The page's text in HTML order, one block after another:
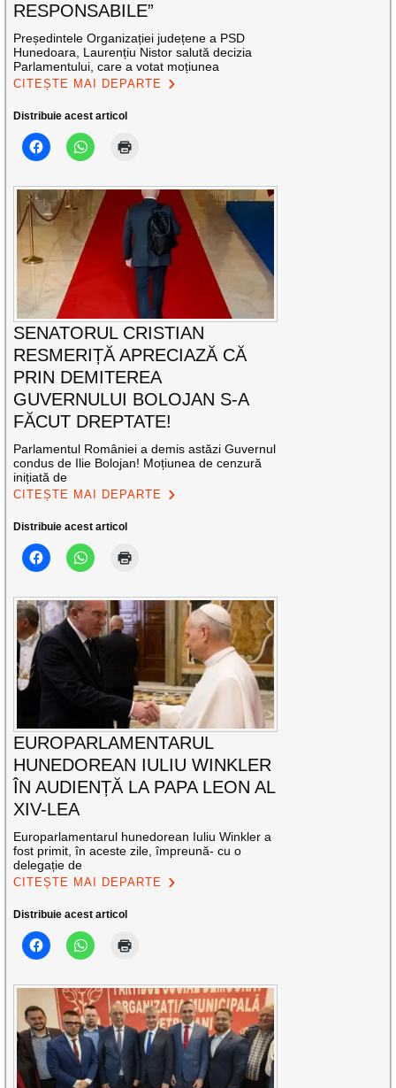
RESPONSABILE”
Președintele Organizației județene a PSD
Hunedoara, Laurențiu Nistor salută decizia
Parlamentului, care a votat moțiunea
CITEȘTE MAI DEPARTE
Distribuie acest articol
SENATORUL CRISTIAN
RESMERIȚĂ APRECIAZĂ CĂ
PRIN DEMITEREA
GUVERNULUI BOLOJAN S-A
FĂCUT DREPTATE!
Parlamentul României a demis astăzi Guvernul
condus de Ilie Bolojan! Moțiunea de cenzură
inițiată de
CITEȘTE MAI DEPARTE
Distribuie acest articol
EUROPARLAMENTARUL
HUNEDOREAN IULIU WINKLER
ÎN AUDIENȚĂ LA PAPA LEON AL
XIV-LEA
Europarlamentarul hunedorean Iuliu Winkler a
fost primit, în aceste zile, împreună- cu o
delegație de
CITEȘTE MAI DEPARTE
Distribuie acest articol